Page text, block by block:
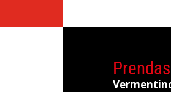
Prendas